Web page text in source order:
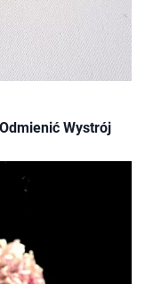
Wystrój